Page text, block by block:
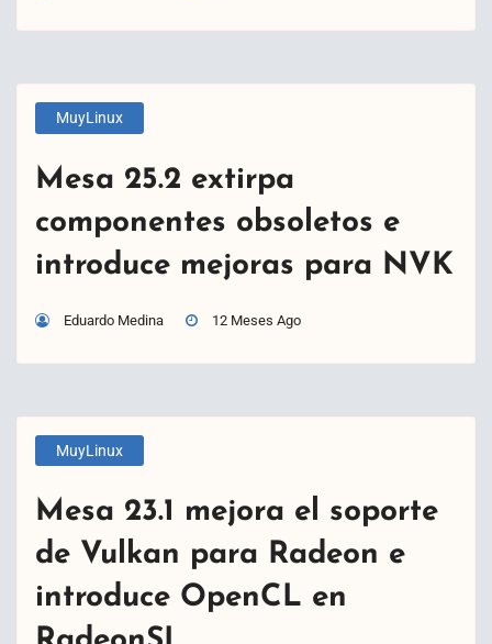
MuyLinux
Mesa 25.2 extirpa
componentes obsoletos e
introduce mejoras para NVK
Eduardo Medina 12 Meses Ago
MuyLinux
Mesa 23.1 mejora el soporte
de Vulkan para Radeon e
introduce OpenCL en